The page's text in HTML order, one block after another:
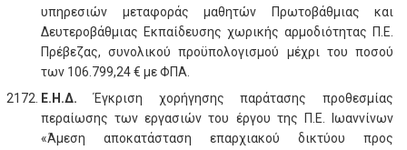
υπηρεσιών μεταφοράς μαθητών Πρωτοβάθμιας και
Δευτεροβάθμιας Εκπαίδευσης χωρικής αρμοδιότητας Π.Ε.
Πρέβεζας, συνολικού προϋπολογισμού μέχρι του ποσού
των 106.799,24 € με ΦΠΑ.
Ε.Η.Δ.Έγκριση χορήγησης παράτασης προθεσμίας
περαίωσης των εργασιών του έργου της Π.Ε. Ιωαννίνων
«Άμεση αποκατάσταση επαρχιακού δικτύου προς